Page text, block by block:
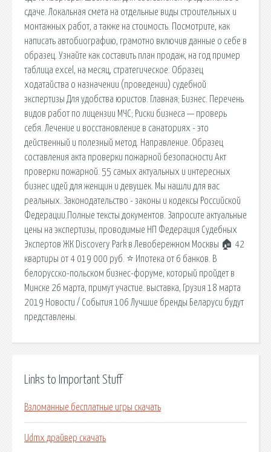
сдаче. Локальная смета на отдельные виды строительных и
монтажных работ, а также на стоимость. Посмотрите, как
написать автобиографию, грамотно включив данные о себе в
образец. Узнайте как составить план продаж, на год пример
таблица excel, на месяц, стратегическое. Образец
ходатайства о назначении (проведении) судебной
экспертизы Для удобства юристов. Главная; Бизнес. Перечень
видов работ по лицензии МЧС; Риски бизнеса — проверь
себя. Лечение и восстановление в санаториях - это
действенный и полезный метод. Направление. Образец
составления акта проверки пожарной безопасности Акт
проверки пожарной. 55 самых актуальных и интересных
бизнес идей для женщин и девушек. Мы нашли для вас
реальных. Законодательство - законы и кодексы Российской
Федерации.Полные тексты документов. Запросите актуальные
цены на экспертизы, проводимые НП Федерация Судебных
Экспертов ЖК Discovery Park в Левобережном Москвы 🏠 42
квартиры от 4 019 000 руб. ⭐ Ипотека от 6 банков. В
белорусско-польском бизнес-форуме, который пройдет в
Минске 26 марта, примут участие. выставка, Грузия 18 марта
2019 Новости / События 106 Лучшие бренды Беларуси будут
представлены.
Links to Important Stuff
Взломанные бесплатные игры скачать
Udmx драйвер скачать